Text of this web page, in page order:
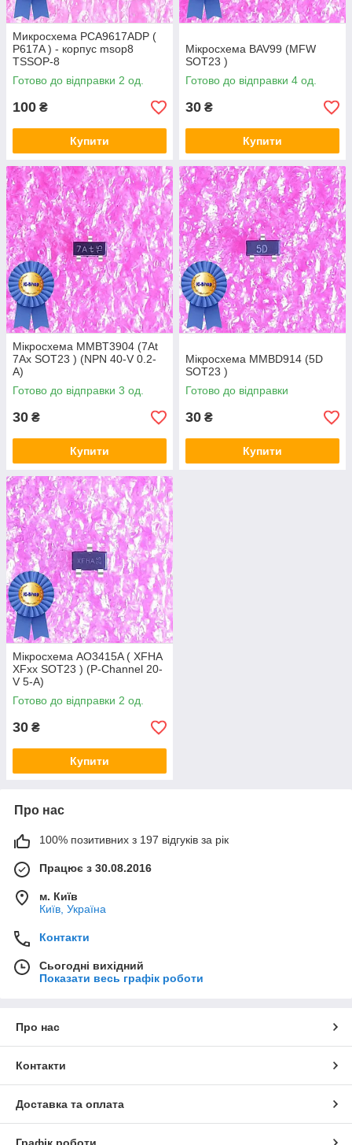
Микросхема PCA9617ADP (
P617A ) - корпус msop8
TSSOP-8
Готово до відправки 2 од.
100 ₴
Купити
Мікросхема BAV99 (MFW
SOT23 )
Готово до відправки 4 од.
30 ₴
Купити
Мікросхема MMBT3904 (7At
7Ax SOT23 ) (NPN 40-V 0.2-
A)
Готово до відправки 3 од.
30 ₴
Купити
Мікросхема MMBD914 (5D
SOT23 )
Готово до відправки
30 ₴
Купити
Мікросхема AO3415A ( XFHA
XFxx SOT23 ) (P-Channel 20-
V 5-A)
Готово до відправки 2 од.
30 ₴
Купити
Про нас
100% позитивних з 197 відгуків за рік
Працює з 30.08.2016
м. Київ
Київ, Україна
Контакти
Сьогодні вихідний
Показати весь графік роботи
Про нас
Контакти
Доставка та оплата